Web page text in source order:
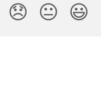
😞 😐 😃